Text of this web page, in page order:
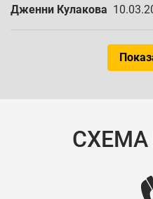
Дженни Кулакова
СХЕМА